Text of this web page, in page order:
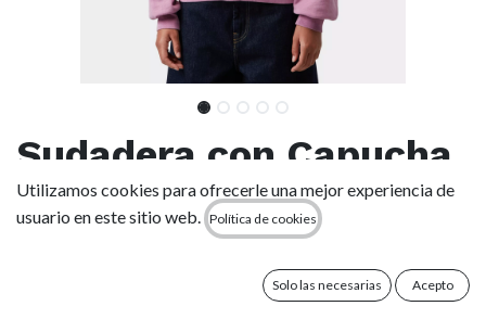
Sudadera con Capucha
Carhartt WIP W' Nelson
- Gentle Purple (Mujer)
Utilizamos cookies para ofrecerle una mejor experiencia de
usuario en este sitio web.
Política de cookies
Solo las necesarias Acepto